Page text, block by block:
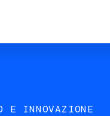
E INNOVAZIONE